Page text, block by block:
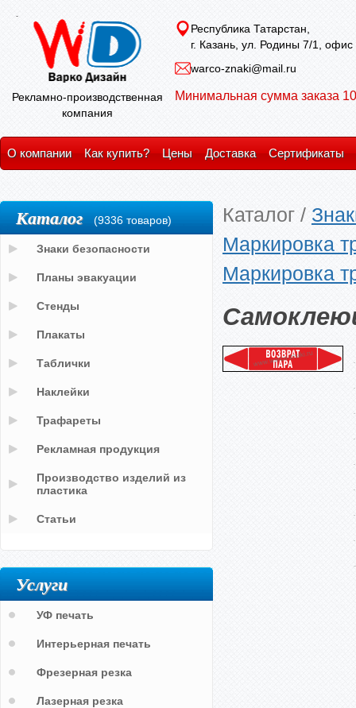
Рекламно-производственная
компания
Республика Татарстан,
г. Казань, ул. Родины 7/1, офис
warco-znaki@mail.ru
Минимальная сумма заказа
О компании Как купить? Цены Доставка Сертификаты
Каталог /
Маркировка
Маркировка
Каталог (9336 товаров)
Знаки безопасности
Планы эвакуации
Стенды
Плакаты
Таблички
Наклейки
Трафареты
Рекламная продукция
Производство изделий из
пластика
Статьи
Услуги
УФ печать
Интерьерная печать
Фрезерная резка
Лазерная резка